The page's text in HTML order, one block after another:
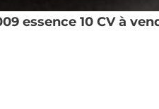
essence 10 CV à